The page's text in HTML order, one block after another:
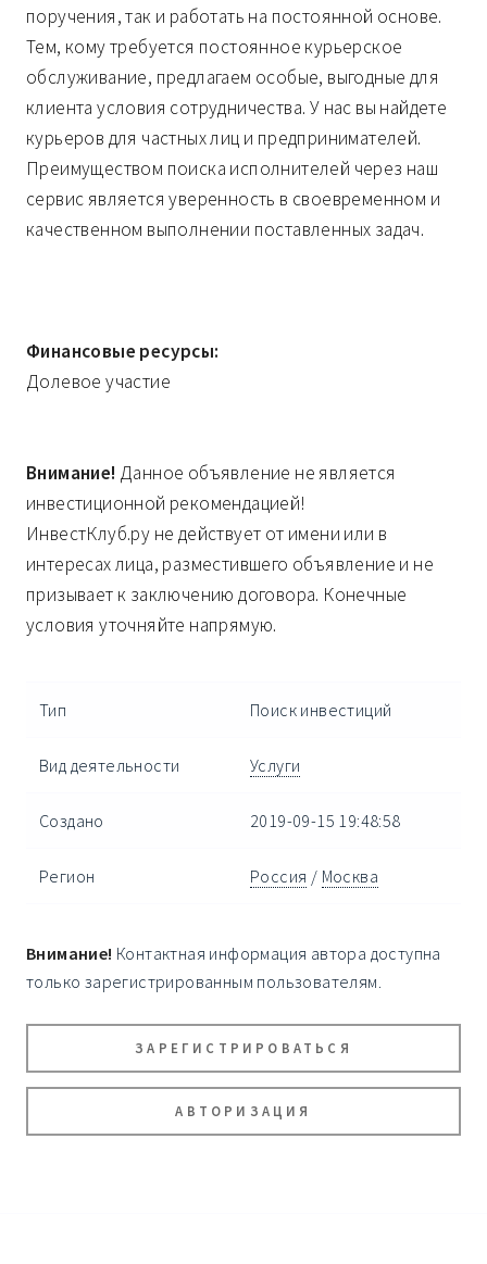
поручения, так и работать на постоянной основе.
Тем, кому требуется постоянное курьерское
обслуживание, предлагаем особые, выгодные для
клиента условия сотрудничества. У нас вы найдете
курьеров для частных лиц и предпринимателей.
Преимуществом поиска исполнителей через наш
сервис является уверенность в своевременном и
качественном выполнении поставленных задач.
Финансовые ресурсы:
Долевое участие
Внимание! Данное объявление не является
инвестиционной рекомендацией!
ИнвестКлуб.ру не действует от имени или в
интересах лица, разместившего объявление и не
призывает к заключению договора. Конечные
условия уточняйте напрямую.
Тип Поиск инвестиций
Вид деятельности Услуги
Создано 2019-09-15 19:48:58
Регион Россия / Москва
Внимание! Контактная информация автора доступна
только зарегистрированным пользователям.
ЗАРЕГИСТРИРОВАТЬСЯ
АВТОРИЗАЦИЯ